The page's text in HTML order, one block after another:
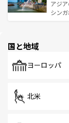
うな
アジ
シン
で、
国と地域
ヨーロッパ
北米